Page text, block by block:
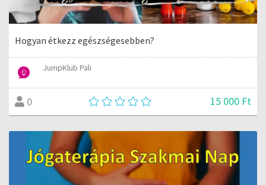
Hogyan étkezz egészségesebben?
JumpKlub Pali
0 15 000 Ft